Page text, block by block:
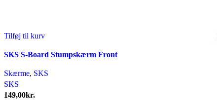
Tilføj til kurv
SKS S-Board Stumpskærm Front
Skærme, SKS
SKS
149,00kr.